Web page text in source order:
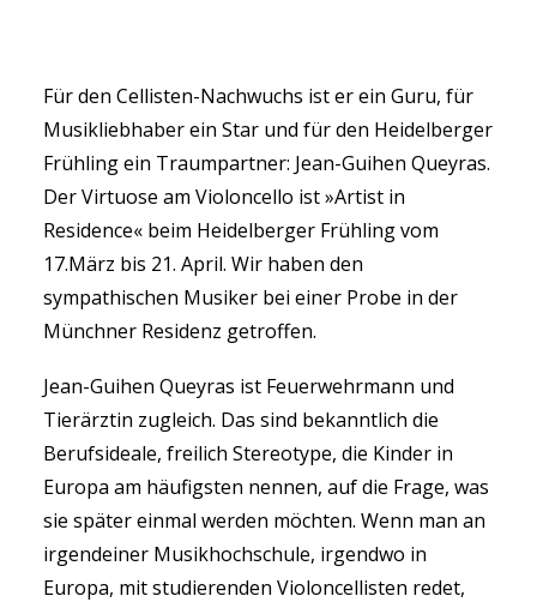
SEARCH
Für den Cellisten-Nachwuchs ist er ein Guru, für
Musikliebhaber ein Star und für den Heidelberger
Frühling ein Traumpartner: Jean-Guihen Queyras.
Der Virtuose am Violoncello ist »Artist in
Residence« beim Heidelberger Frühling vom
17.März bis 21. April. Wir haben den
sympathischen Musiker bei einer Probe in der
Münchner Residenz getroffen.
Jean-Guihen Queyras ist Feuerwehrmann und
Tierärztin zugleich. Das sind bekanntlich die
Berufsideale, freilich Stereotype, die Kinder in
Europa am häufigsten nennen, auf die Frage, was
sie später einmal werden möchten. Wenn man an
irgendeiner Musikhochschule, irgendwo in
Europa, mit studierenden Violoncellisten redet,